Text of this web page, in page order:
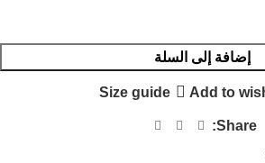
إضافة إلى السلة
Add to
Size guide
Share: